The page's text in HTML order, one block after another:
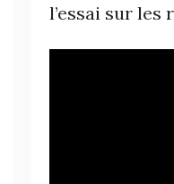
l’essai sur les